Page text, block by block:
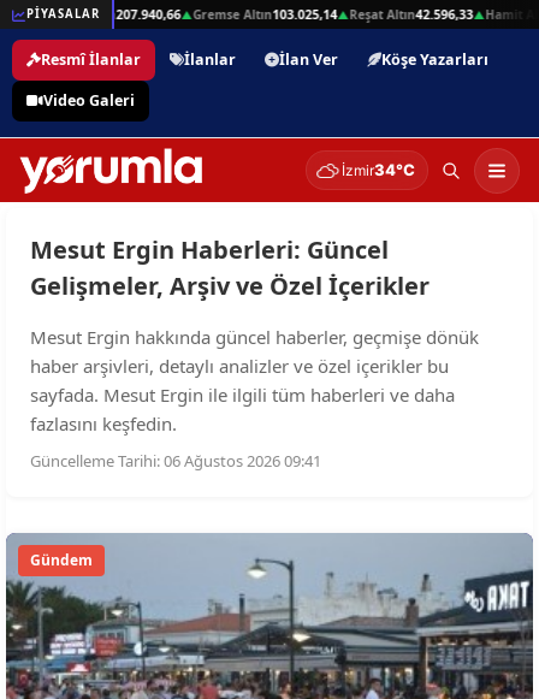
PİYASALAR
▲Beşli Altın 207.940,66▲Gremse Altın103.025,14▲Reşat Altın42.596,33▲Hamit
Resmî İlanlar İlanlar İlan Ver
Köşe Yazarları
Video Galeri
İzmir34°C
Mesut Ergin Haberleri: Güncel
Gelişmeler, Arşiv ve Özel İçerikler
Mesut Ergin hakkında güncel haberler, geçmişe dönük
haber arşivleri, detaylı analizler ve özel içerikler bu
sayfada. Mesut Ergin ile ilgili tüm haberleri ve daha
fazlasını keşfedin.
Güncelleme Tarihi: 06 Ağustos 2026 09:41
Gündem